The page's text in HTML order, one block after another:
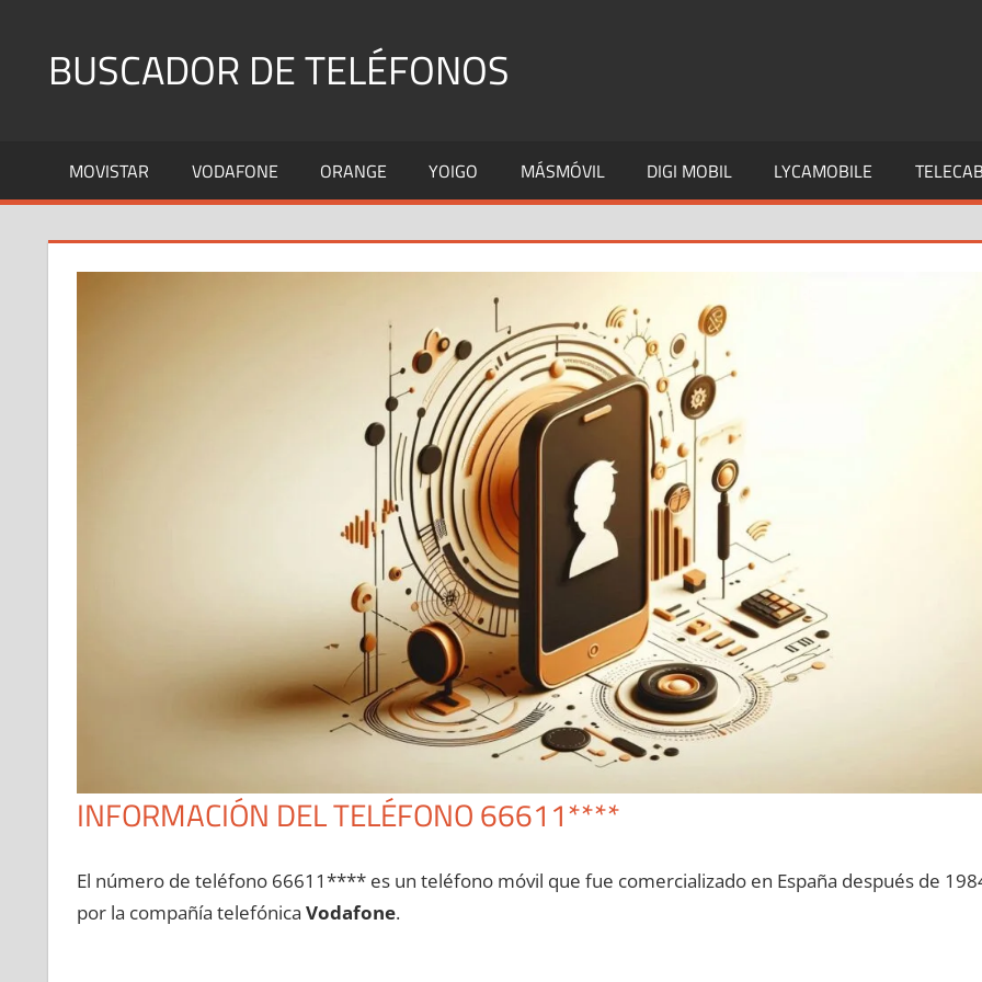
contenidoBUSCADOR DE TELÉFONOS
Fijos
y
MOVISTAR VODAFONE ORANGE YOIGO MÁSMÓVIL DIGI MOBIL LYCAMOBILE
INFORMACIÓN DEL TELÉFONO 66611****
El número dе teléfono 66611**** es un teléfono móvil quе fue comercializado en España después dе
pοr la compañía telefónica Vodafone.